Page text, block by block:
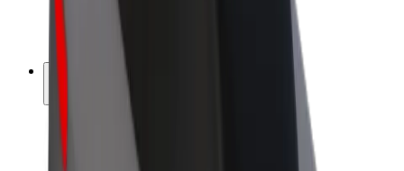
ფრენჩაიზი
კომპანია
ვაკანსიები
Bolt-ის შესახებ